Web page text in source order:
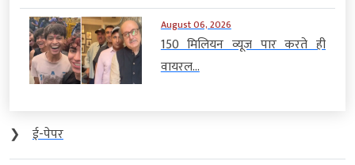
August 06, 2026
150 मिलियन व्यूज पार करते ही
वायरल...
❯
ई-पेपर